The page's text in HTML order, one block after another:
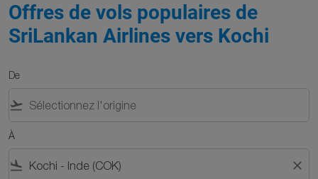
Offres de vols populaires de
SriLankan Airlines vers Kochi
De
flight_takeoff
À
flight_land close